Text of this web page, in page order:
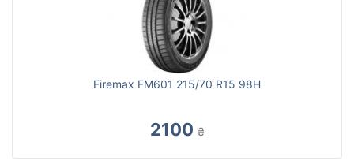
Firemax FM601 215/70 R15 98H
2100 ₴